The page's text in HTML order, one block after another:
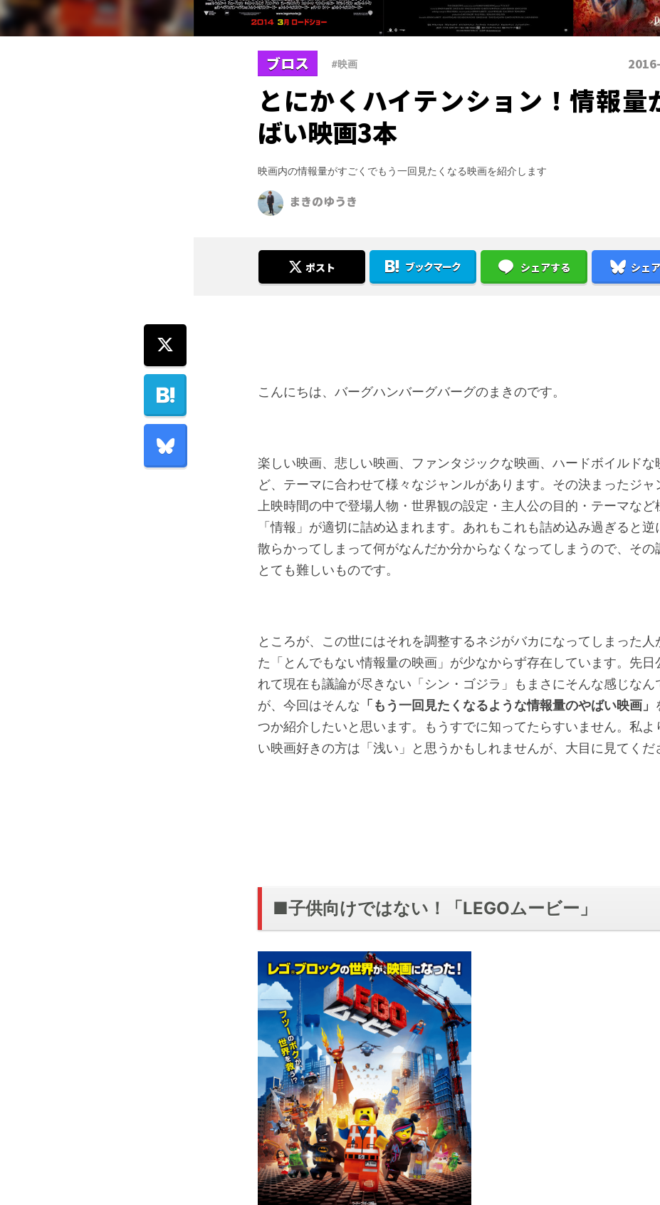
ブロス #映画
とにかくハイテンション！情報量
ばい映画3本
映画内の情報量がすごくでもう一回見たくなる映画を紹介します
まきのゆうき
ポスト ブックマーク シェアする シェ
こんにちは、バーグハンバーグバーグのまきのです。
楽しい映画、悲しい映画、ファンタジックな映画、ハードボイルドな
ど、テーマに合わせて様々なジャンルがあります。その決まったジャ
上映時間の中で登場人物・世界観の設定・主人公の目的・テーマなど
「情報」が適切に詰め込まれます。あれもこれも詰め込み過ぎると逆
散らかってしまって何がなんだか分からなくなってしまうので、その
とても難しいものです。
ところが、この世にはそれを調整するネジがバカになってしまった人
た「とんでもない情報量の映画」が少なからず存在しています。先日
れて現在も議論が尽きない「シン・ゴジラ」もまさにそんな感じなん
が、今回はそんな 「もう一回見たくなるような情報量のやばい映画」
つか紹介したいと思います。もうすでに知ってたらすいません。私よ
い映画好きの方は「浅い」と思うかもしれませんが、大目に見てくだ
■子供向けではない！「LEGOムービー」